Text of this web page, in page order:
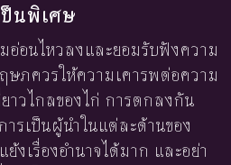
นพิเศษ
อ่อนไหวลงและยอมรับฟังความ
ภควรให้ความเคารพต่อความ
าวไกลของไก่ การตกลงกัน
รเป็นผู้นำในแต่ละด้านของ
งเรื่องอำนาจได้มาก และอย่า